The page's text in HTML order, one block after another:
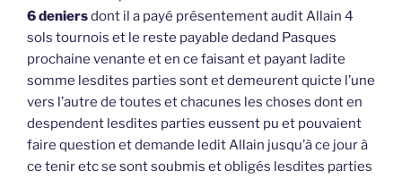
6 deniersdont il a payé présentement audit Allain 4
sols tournois et le reste payable dedand Pasques
prochaine venante et en ce faisant et payant ladite
somme lesdites parties sont et demeurent quicte l’une
vers l’autre de toutes et chacunes les choses dont en
despendent lesdites parties eussent pu et pouvaient
faire question et demande ledit Allain jusqu’à ce jour à
ce tenir etc se sont soubmis et obligés lesdites parties